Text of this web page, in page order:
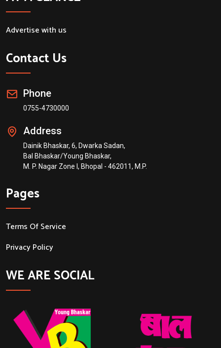
Advertise with us
Contact Us
Phone
0755-4730000
Address
Dainik Bhaskar, 6, Dwarka Sadan,
Bal Bhaskar/Young Bhaskar,
M. P. Nagar Zone I, Bhopal - 462011, M.P.
Pages
Terms Of Service
Privacy Policy
WE ARE SOCIAL